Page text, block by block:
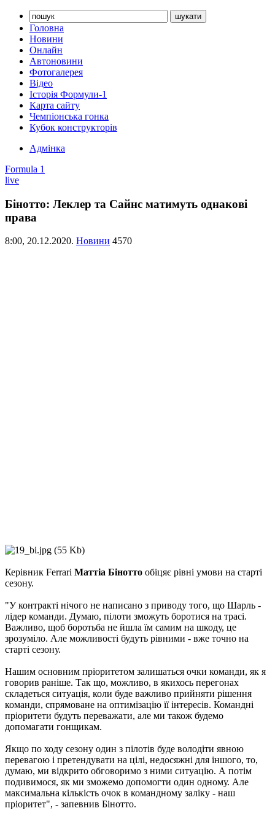
Головна
Новини
Онлайн
Автоновини
Фотогалерея
Відео
Історія Формули-1
Карта сайту
Чемпіонська гонка
Кубок конструкторів
Адмінка
Formula 1
live
Бінотто: Леклер та Сайнс матимуть однакові
права
8:00, 20.12.2020. Новини 4570
Керівник Ferrari Маттіа Бінотто обіцяє рівні умови на старті
сезону.
"У контракті нічого не написано з приводу того, що Шарль -
лідер команди. Думаю, пілоти зможуть боротися на трасі.
Важливо, щоб боротьба не йшла їм самим на шкоду, це
зрозуміло. Але можливості будуть рівними - вже точно на
старті сезону.
Нашим основним пріоритетом залишаться очки команди, як я
говорив раніше. Так що, можливо, в якихось перегонах
складеться ситуація, коли буде важливо прийняти рішення
команди, спрямоване на оптимізацію її інтересів. Командні
пріоритети будуть переважати, але ми також будемо
допомагати гонщикам.
Якщо по ходу сезону один з пілотів буде володіти явною
перевагою і претендувати на цілі, недосяжні для іншого, то,
думаю, ми відкрито обговоримо з ними ситуацію. А потім
подивимося, як ми зможемо допомогти один одному. Але
максимальна кількість очок в командному заліку - наш
пріоритет", - запевнив Бінотто.